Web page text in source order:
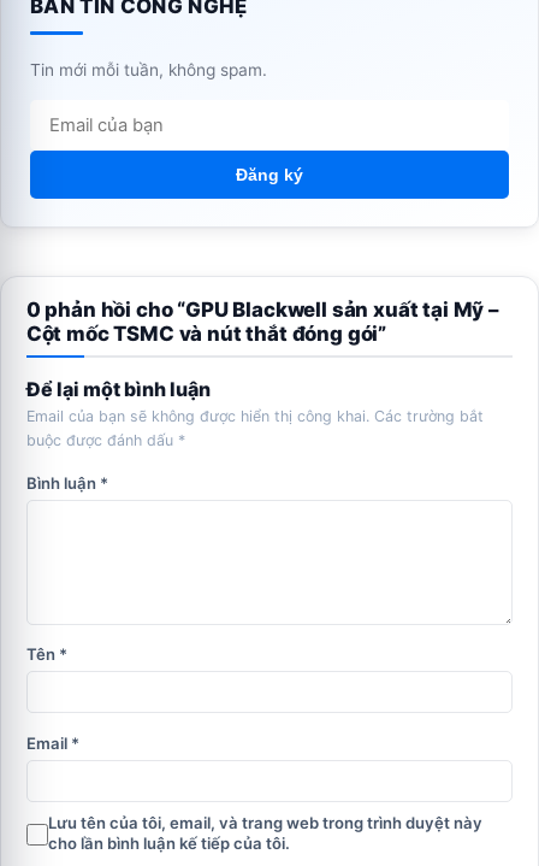
BẢN TIN CÔNG NGHỆ
Tin mới mỗi tuần, không spam.
Đăng ký
0 phản hồi cho “GPU Blackwell sản xuất tại Mỹ –
Cột mốc TSMC và nút thắt đóng gói”
Để lại một bình luận
Email của bạn sẽ không được hiển thị công khai. Các trường bắt
buộc được đánh dấu *
Bình luận *
Tên *
Email *
Lưu tên của tôi, email, và trang web trong trình duyệt này
cho lần bình luận kế tiếp của tôi.